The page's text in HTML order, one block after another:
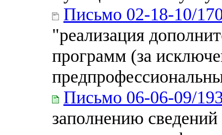
Письмо 02-18-10/
"реализация
программ (за
Письмо 06-06-09/
заполнению сведений